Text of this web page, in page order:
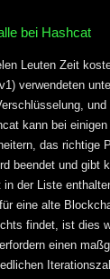
bei Hashcat
Leuten Zeit
verwendeten
und
kann bei einigen
das richtige
beendet und gibt
der Liste
eine alte
findet, ist dies
einen